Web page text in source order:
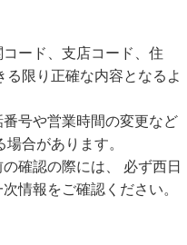
ード、支店コード、住
る限り正確な内容となるよ
号や営業時間の変更など
合があります。
確認の際には、 必ず西日
情報をご確認ください。